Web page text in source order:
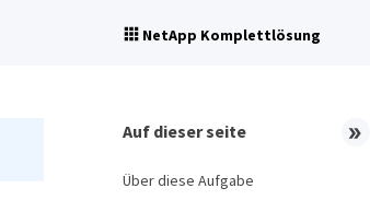
NetApp Komplettlösung
Auf dieser seite
Über diese Aufgabe